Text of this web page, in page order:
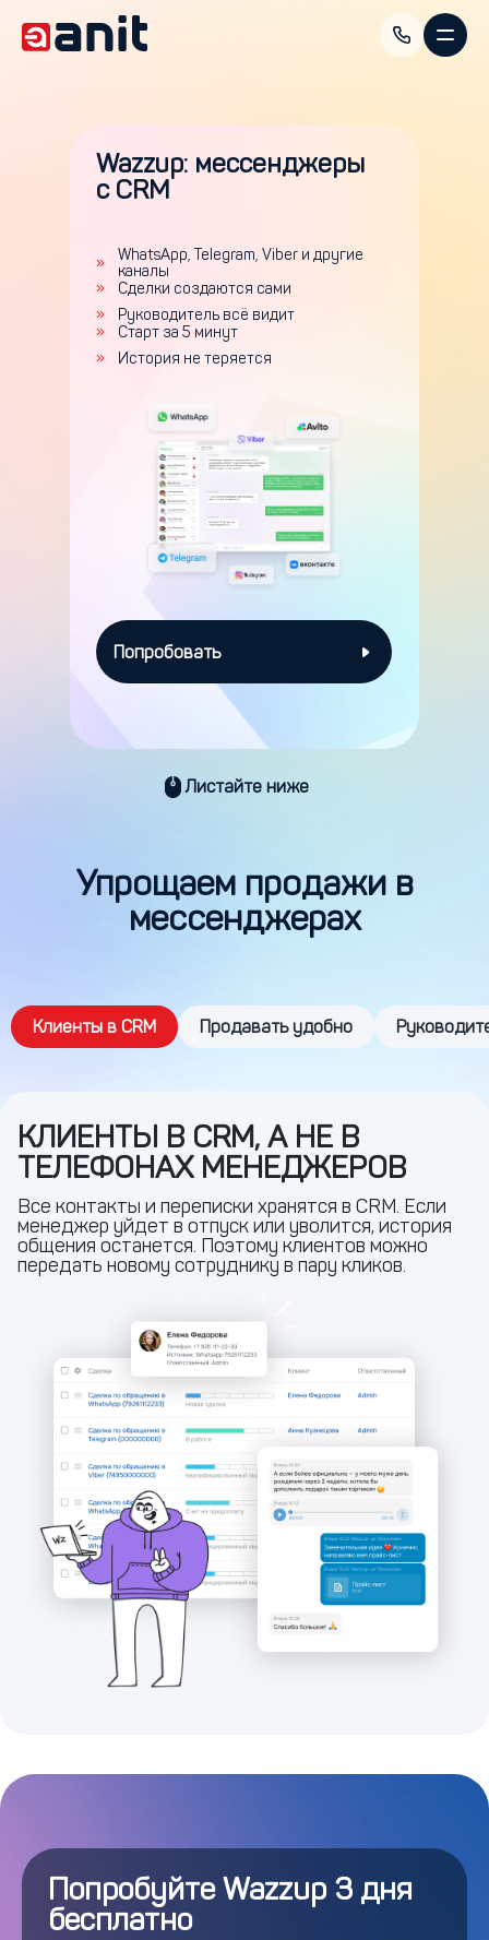
Wazzup: мессенджеры
с CRM
»
WhatsApp, Telegram, Viber и другие
каналы
»
Сделки создаются сами
»
Руководитель всё видит
»
Старт за 5 минут
»
История не теряется
Попробовать
Листайте ниже
Упрощаем продажи в
мессенджерах
Клиенты в CRM Продавать удобно
КЛИЕНТЫ В CRM, А НЕ В
ТЕЛЕФОНАХ МЕНЕДЖЕРОВ
Все контакты и переписки хранятся в CRM. Если
менеджер уйдет в отпуск или уволится, история
общения останется. Поэтому клиентов можно
передать новому сотруднику в пару кликов.
Попробуйте Wazzup 3 дня
бесплатно